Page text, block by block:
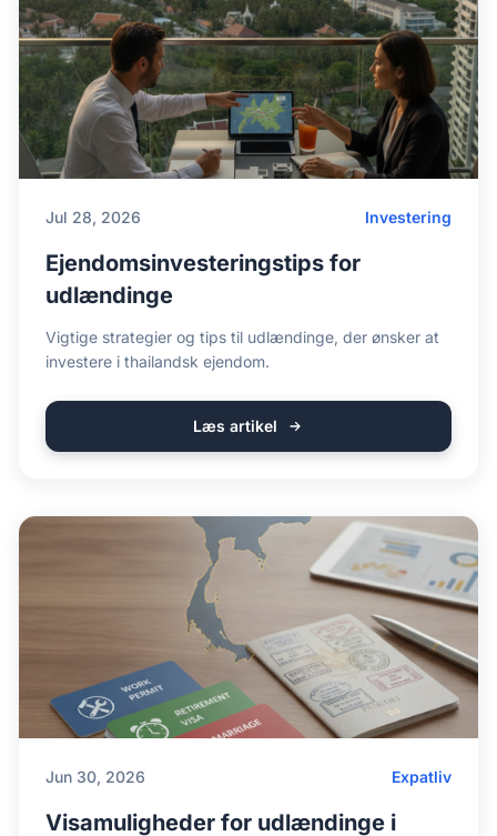
Jul 28, 2026 Investering
Ejendomsinvesteringstips for
udlændinge
Vigtige strategier og tips til udlændinge, der ønsker at
investere i thailandsk ejendom.
Læs artikel
Jun 30, 2026 Expatliv
Visamuligheder for udlændinge i